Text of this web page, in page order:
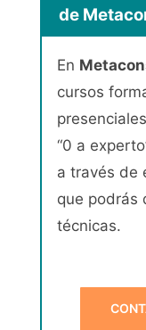
de
En
cursos
“0 a
a través de
que podrás
técnicas.